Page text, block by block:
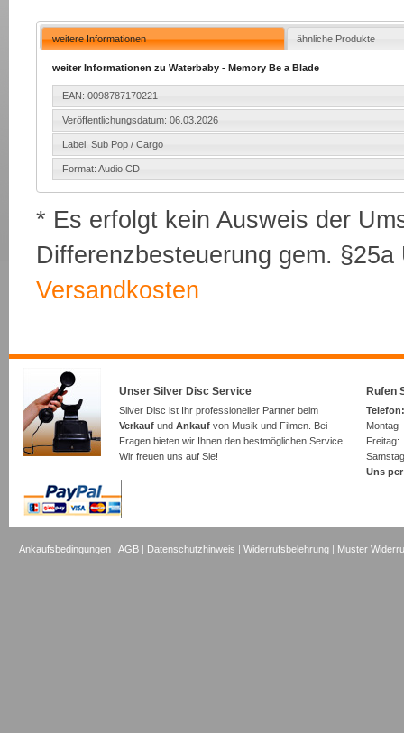
weitere Informationen ähnliche Produkte
weiter Informationen zu Waterbaby - Memory Be a Blade
EAN: 0098787170221
Veröffentlichungsdatum: 06.03.2026
Label: Sub Pop / Cargo
Format: Audio CD
* Es erfolgt kein Ausweis der
Differenzbesteuerung gem.
Versandkosten
Unser Silver Disc Service
Silver Disc ist Ihr professioneller Partner beim
Verkauf und Ankauf von Musik und Filmen. Bei
Fragen bieten wir Ihnen den bestmöglichen Service.
Wir freuen uns auf Sie!
Rufen
Montag
Uns
Ankaufsbedingungen |AGB | Datenschutzhinweis |Widerrufsbelehrung | Muster